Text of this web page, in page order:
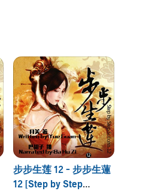
步步生莲 12 - 步步生蓮
12 [Step by Step